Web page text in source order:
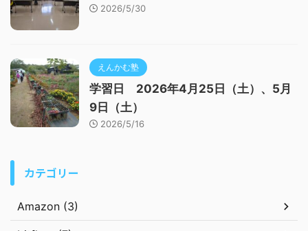
2026/5/30
えんかむ塾
学習日 2026年4月25日（土）、5月
9日（土）
2026/5/16
カテゴリー
Amazon (3)